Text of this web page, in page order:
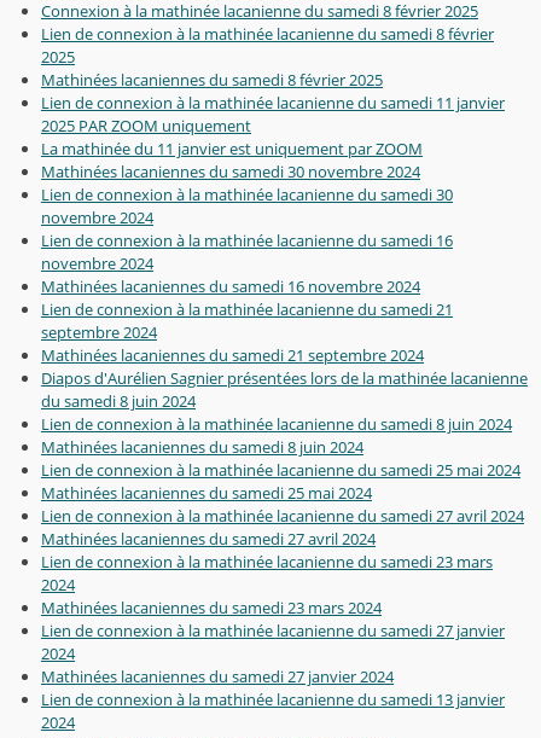
Connexion à la mathinée lacanienne du samedi 8 février 2025
Lien de connexion à la mathinée lacanienne du samedi 8 février
2025
Mathinées lacaniennes du samedi 8 février 2025
Lien de connexion à la mathinée lacanienne du samedi 11 janvier
2025 PAR ZOOM uniquement
La mathinée du 11 janvier est uniquement par ZOOM
Mathinées lacaniennes du samedi 30 novembre 2024
Lien de connexion à la mathinée lacanienne du samedi 30
novembre 2024
Lien de connexion à la mathinée lacanienne du samedi 16
novembre 2024
Mathinées lacaniennes du samedi 16 novembre 2024
Lien de connexion à la mathinée lacanienne du samedi 21
septembre 2024
Mathinées lacaniennes du samedi 21 septembre 2024
Diapos d'Aurélien Sagnier présentées lors de la mathinée lacanienne
du samedi 8 juin 2024
Lien de connexion à la mathinée lacanienne du samedi 8 juin 2024
Mathinées lacaniennes du samedi 8 juin 2024
Lien de connexion à la mathinée lacanienne du samedi 25 mai 2024
Mathinées lacaniennes du samedi 25 mai 2024
Lien de connexion à la mathinée lacanienne du samedi 27 avril 2024
Mathinées lacaniennes du samedi 27 avril 2024
Lien de connexion à la mathinée lacanienne du samedi 23 mars
2024
Mathinées lacaniennes du samedi 23 mars 2024
Lien de connexion à la mathinée lacanienne du samedi 27 janvier
2024
Mathinées lacaniennes du samedi 27 janvier 2024
Lien de connexion à la mathinée lacanienne du samedi 13 janvier
2024